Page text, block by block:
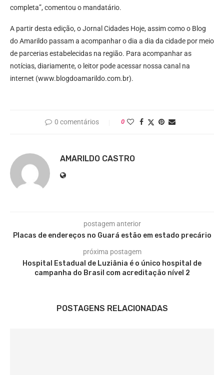
completa”, comentou o mandatário.
A partir desta edição, o Jornal Cidades Hoje, assim como o Blog
do Amarildo passam a acompanhar o dia a dia da cidade por meio
de parcerias estabelecidas na região. Para acompanhar as
notícias, diariamente, o leitor pode acessar nossa canal na
internet (www.blogdoamarildo.com.br).
0 comentários 0
AMARILDO CASTRO
postagem anterior
Placas de endereços no Guará estão em estado precário
próxima postagem
Hospital Estadual de Luziânia é o único hospital de
campanha do Brasil com acreditação nível 2
POSTAGENS RELACIONADAS